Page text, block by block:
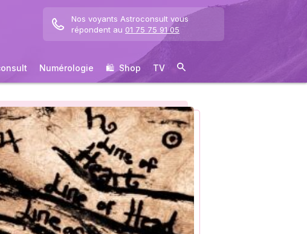
Nos voyants Astroconsult vous
répondent au 01 75 75 91 05
Numérologie 🛍 ️ Shop TV